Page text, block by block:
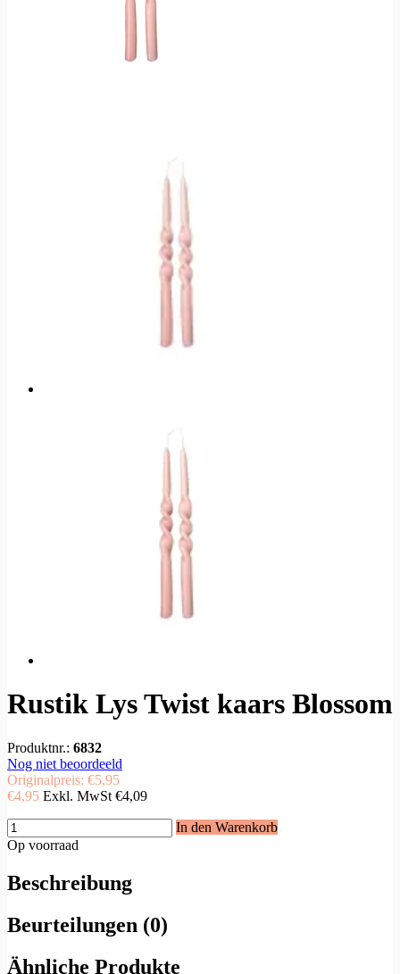
Rustik Lys Twist kaars Blossom
Produktnr.: 6832
Nog niet beoordeeld
Originalpreis: €5,95
€4,95 Exkl. MwSt €4,09
In den Warenkorb
Op voorraad
Beschreibung
Beurteilungen (0)
Ähnliche Produkte